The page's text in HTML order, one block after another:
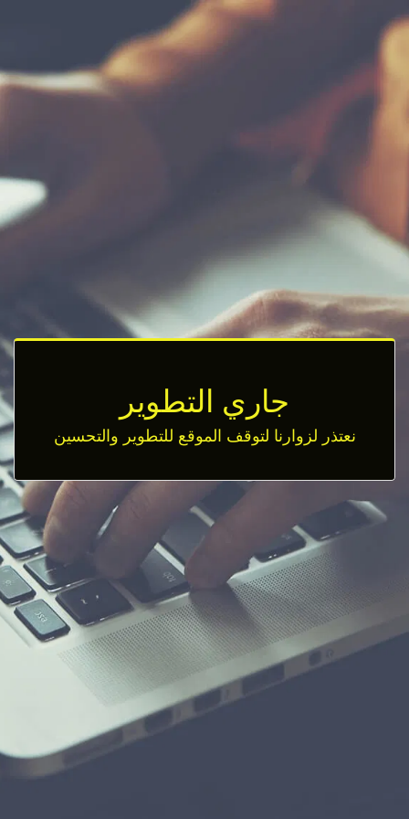
جاري التطوير
نعتذر لزوارنا لتوقف الموقع للتطوير والتحسين